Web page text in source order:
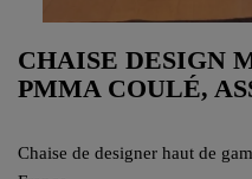
CHAISE DESIGN
PMMA COULÉ,
Chaise de designer haut de